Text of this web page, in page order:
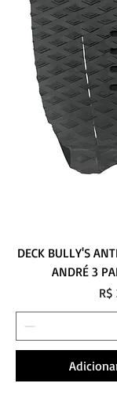
DECK BULLY'S
ANDRÉ 3